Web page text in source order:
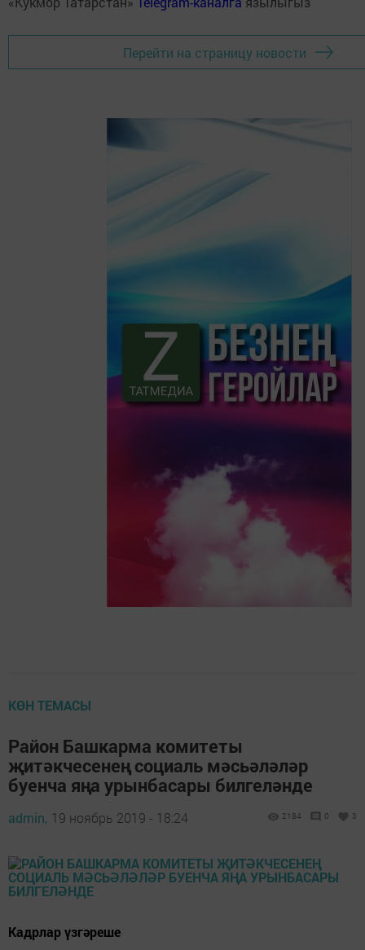
Перейти на страницу новости
КӨН ТЕМАСЫ
Район Башкарма комитеты
җитәкчесенең социаль мәсьәләләр
буенча яңа урынбасары билгеләнде
admin, 19 ноябрь 2019 - 18:24 2184 0 3
Кадрлар үзгәреше